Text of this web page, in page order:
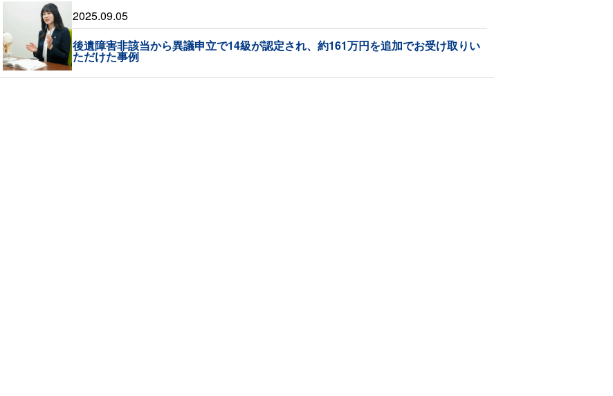
2025.09.05
後遺障害非該当から異議申立で14級が認定され、約161万円を追加でお受け取りい
ただけた事例